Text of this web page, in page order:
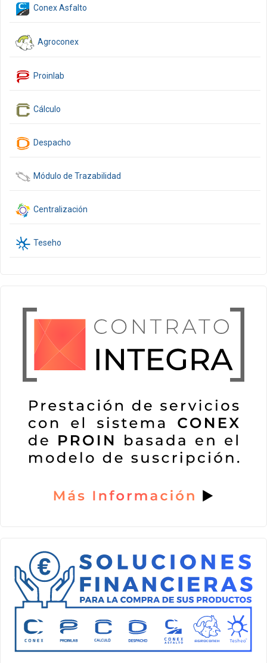
Conex Asfalto
Agroconex
Proinlab
Cálculo
Despacho
Módulo de Trazabilidad
Centralización
Teseho